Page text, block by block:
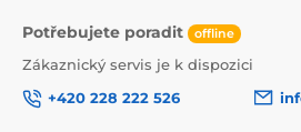
Potřebujete poradit offline
Zákaznický servis je k dispozici
+420 228 222 526